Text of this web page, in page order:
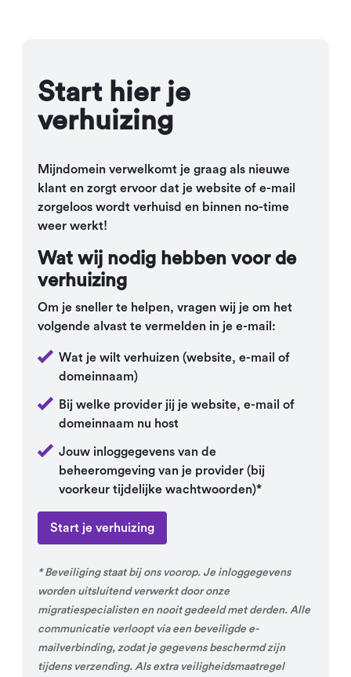
Start hier je
verhuizing
Mijndomein verwelkomt je graag als nieuwe
klant en zorgt ervoor dat je website of e-mail
zorgeloos wordt verhuisd en binnen no-time
weer werkt!
Wat wij nodig hebben voor de
verhuizing
Om je sneller te helpen, vragen wij je om het
volgende alvast te vermelden in je e-mail:
Wat je wilt verhuizen (website, e-mail of
domeinnaam)
Bij welke provider jij je website, e-mail of
domeinnaam nu host
Jouw inloggegevens van de
beheeromgeving van je provider (bij
voorkeur tijdelijke wachtwoorden)*
Start je verhuizing
* Beveiliging staat bij ons voorop. Je inloggegevens
worden uitsluitend verwerkt door onze
migratiespecialisten en nooit gedeeld met derden. Alle
communicatie verloopt via een beveiligde e-
mailverbinding, zodat je gegevens beschermd zijn
tijdens verzending. Als extra veiligheidsmaatregel